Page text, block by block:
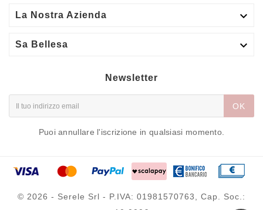
La Nostra Azienda 
Sa Bellesa 
Newsletter
OK
Puoi annullare l'iscrizione in qualsiasi momento.
© 2026 - Serele Srl - P.IVA: 01981570763, Cap. Soc.: